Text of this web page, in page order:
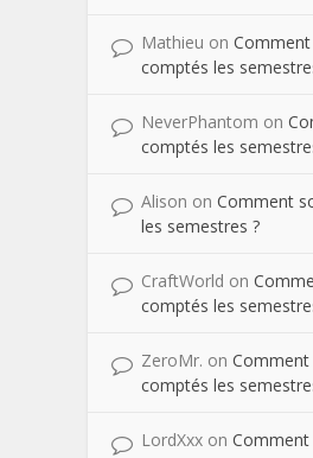
Mathieu on
comptés les
NeverPhantom on
comptés les
Alison on Comment
les semestres ?
CraftWorld on
comptés les
ZeroMr. on
comptés les
LordXxx on